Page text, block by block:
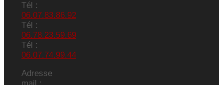
Tél :
06.07.83.86.92
Tél :
06.78.23.59.69
Tél :
06.07.74.99.44
Adresse